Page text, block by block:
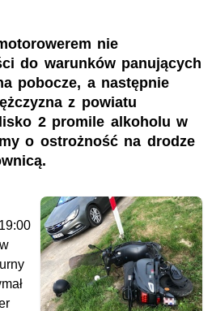
nie
do warunków panujących
pobocze, a następnie
z powiatu
2 promile alkoholu w
o ostrożność na drodze